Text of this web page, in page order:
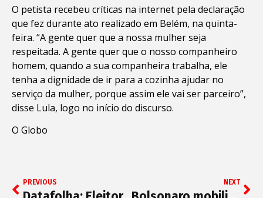
O petista recebeu críticas na internet pela declaração
que fez durante ato realizado em Belém, na quinta-
feira. “A gente quer que a nossa mulher seja
respeitada. A gente quer que o nosso companheiro
homem, quando a sua companheira trabalha, ele
tenha a dignidade de ir para a cozinha ajudar no
serviço da mulher, porque assim ele vai ser parceiro”,
disse Lula, logo no início do discurso.
O Globo
PREVIOUS NEXT